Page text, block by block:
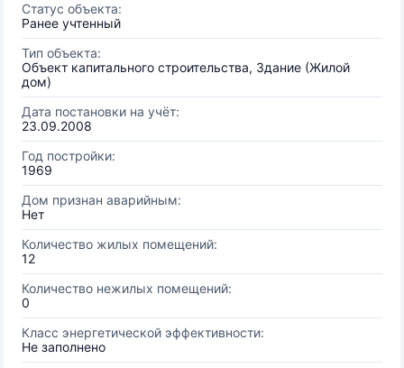
Статус объекта:
Ранее учтенный
Тип объекта:
Объект капитального строительства, Здание (Жилой
дом)
Дата постановки на учёт:
23.09.2008
Год постройки:
1969
Дом признан аварийным:
Нет
Количество жилых помещений:
12
Количество нежилых помещений:
0
Класс энергетической эффективности:
Не заполнено